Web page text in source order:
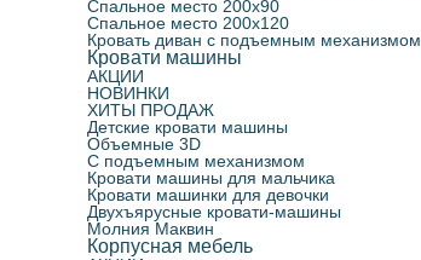
Спальное место 200х90
Спальное место 200х120
Кровать диван с подъемным механизмом
Кровати машины
АКЦИИ
НОВИНКИ
ХИТЫ ПРОДАЖ
Детские кровати машины
Объемные 3D
С подъемным механизмом
Кровати машины для мальчика
Кровати машинки для девочки
Двухъярусные кровати-машины
Молния Маквин
Корпусная мебель